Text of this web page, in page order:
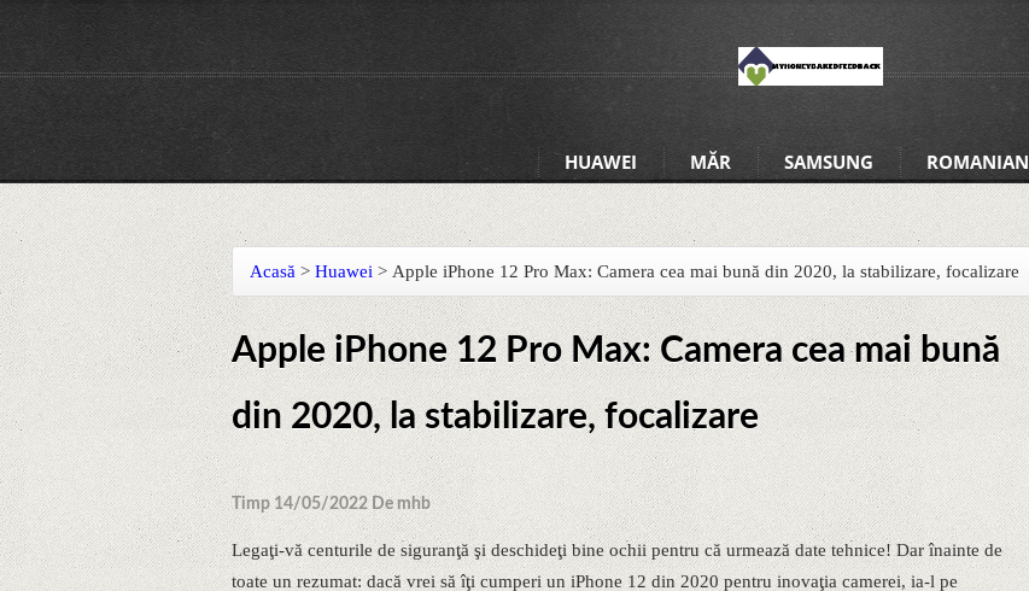
HUAWEI MĂR SAMSUNG ROMANIAN
Acasă > Huawei > Apple iPhone 12 Pro Max: Camera cea mai bună din 2020, la stabilizare, focalizare
Apple iPhone 12 Pro Max: Camera cea mai bună
din 2020, la stabilizare, focalizare
Timp 14/05/2022 De mhb
Legaţi-vă centurile de siguranţă şi deschideţi bine ochii pentru că urmează date tehnice! Dar înainte de
toate un rezumat: dacă vrei să îţi cumperi un iPhone 12 din 2020 pentru inovaţia camerei, ia-l pe